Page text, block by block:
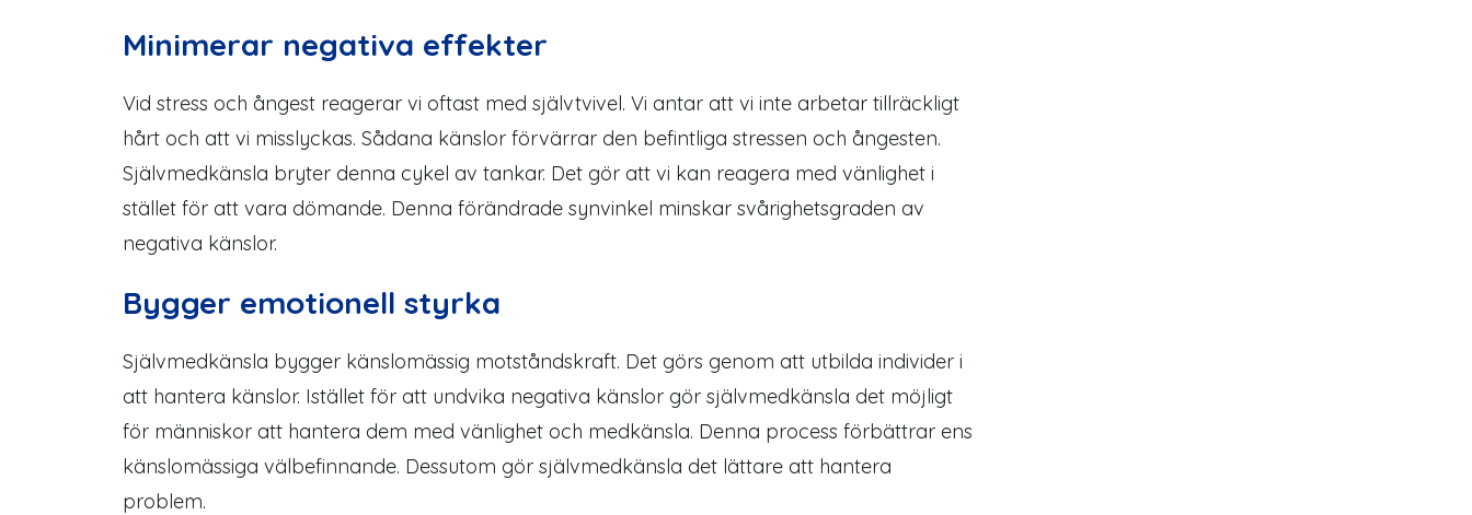
Minimerar negativa effekter
Vid stress och ångest reagerar vi oftast med självtvivel. Vi antar att vi inte arbetar tillräckligt
hårt och att vi misslyckas. Sådana känslor förvärrar den befintliga stressen och ångesten.
Självmedkänsla bryter denna cykel av tankar. Det gör att vi kan reagera med vänlighet i
stället för att vara dömande. Denna förändrade synvinkel minskar svårighetsgraden av
negativa känslor.
Bygger emotionell styrka
Självmedkänsla bygger känslomässig motståndskraft. Det görs genom att utbilda individer i
att hantera känslor. Istället för att undvika negativa känslor gör självmedkänsla det möjligt
för människor att hantera dem med vänlighet och medkänsla. Denna process förbättrar ens
känslomässiga välbefinnande. Dessutom gör självmedkänsla det lättare att hantera
problem.